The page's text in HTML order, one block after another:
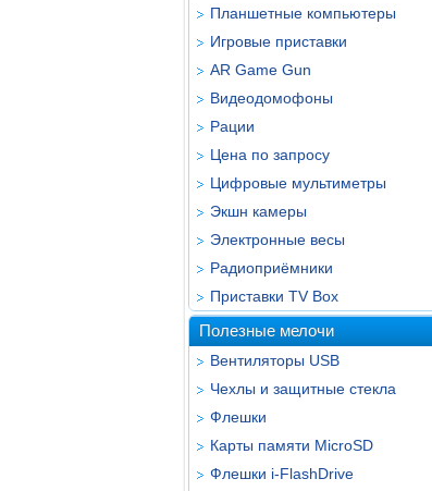
Планшетные компьютеры
Игровые приставки
AR Game Gun
Видеодомофоны
Рации
Цена по запросу
Цифровые мультиметры
Экшн камеры
Электронные весы
Радиоприёмники
Приставки TV Box
Полезные мелочи
Вентиляторы USB
Чехлы и защитные стекла
Флешки
Карты памяти MicroSD
Флешки i-FlashDrive